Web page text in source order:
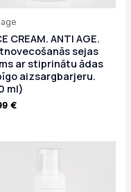
CREAM. ANTI AGE.
sejas
ar stiprinātu ādas
aizsargbarjeru.
ml)
€